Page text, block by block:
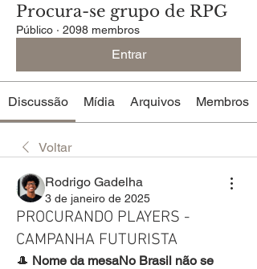
Procura-se grupo de RPG
Público · 2098 membros
Entrar
Discussão Mídia Arquivos Membros
Voltar
Rodrigo Gadelha
3 de janeiro de 2025
PROCURANDO PLAYERS -
CAMPANHA FUTURISTA
🎩 Nome da mesaNo Brasil não se